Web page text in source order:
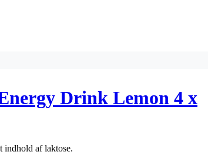
Drink Lemon 4 x
indhold af laktose.